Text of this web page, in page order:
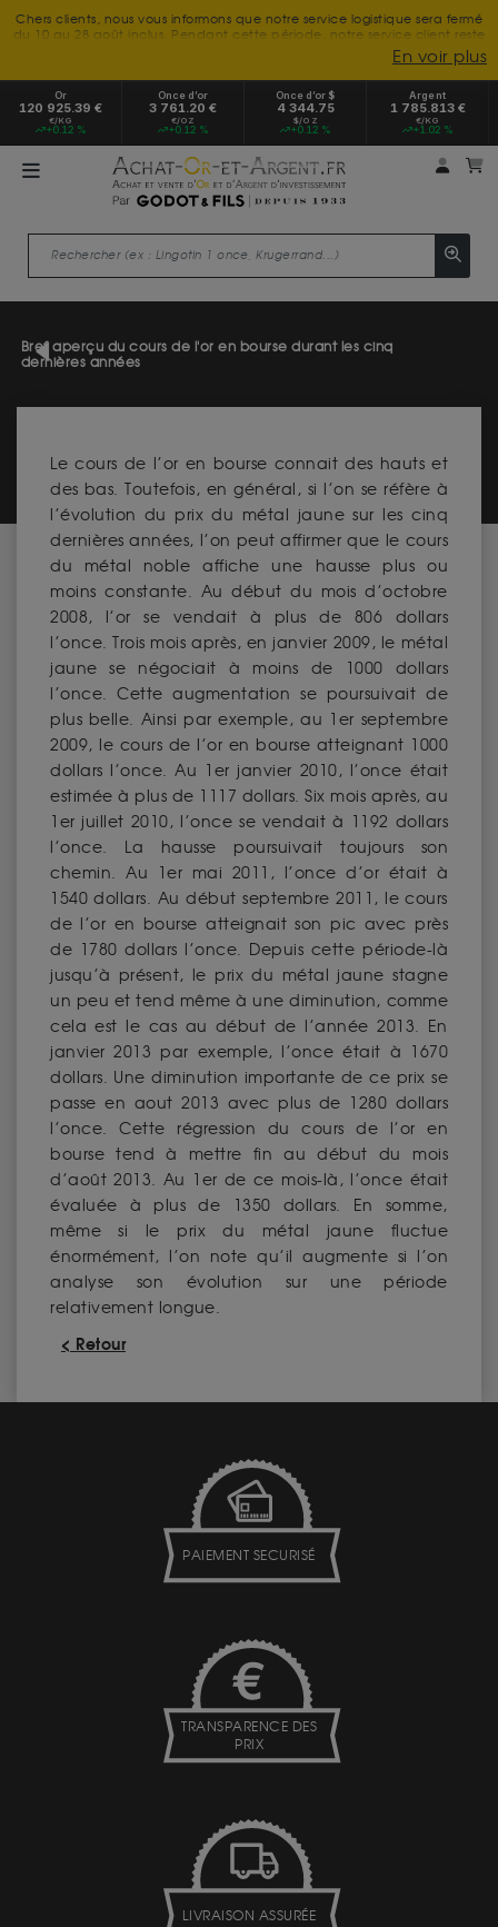
Chers clients, nous vous informons que notre service logistique sera fermé
du 10 au 28 août inclus. Pendant cette période, notre service client reste
à votre disposition tout l'été. Vous pouvez nous joindre du lundi au
vendredi, de 9h30 à 18h, pour toute demande d'information.
Nous vous remercions de votre compréhension et vous souhaitons un
excellent été.
En voir plus
Or
120 925.39 €
€/KG
+0.12 %
Once d’or
3 761.20 €
€/OZ
+0.12 %
Once d’or $
4 344.75
$/OZ
+0.12 %
Argent
1 785.813 €
€/KG
+1.02 %
Mon
Bref aperçu du cours de l'or en bourse durant les cinq
dernières années
Le cours de l’or en bourse connait des hauts et
des bas. Toutefois, en général, si l’on se réfère à
l’évolution du prix du métal jaune sur les cinq
dernières années, l’on peut affirmer que le cours
du métal noble affiche une hausse plus ou
moins constante. Au début du mois d’octobre
2008, l’or se vendait à plus de 806 dollars
l’once. Trois mois après, en janvier 2009, le métal
jaune se négociait à moins de 1000 dollars
l’once. Cette augmentation se poursuivait de
plus belle. Ainsi par exemple, au 1er septembre
2009, le cours de l’or en bourse atteignant 1000
dollars l’once. Au 1er janvier 2010, l’once était
estimée à plus de 1117 dollars. Six mois après, au
1er juillet 2010, l’once se vendait à 1192 dollars
l’once. La hausse poursuivait toujours son
chemin. Au 1er mai 2011, l’once d’or était à
1540 dollars. Au début septembre 2011, le cours
de l’or en bourse atteignait son pic avec près
de 1780 dollars l’once. Depuis cette période-là
jusqu’à présent, le prix du métal jaune stagne
un peu et tend même à une diminution, comme
cela est le cas au début de l’année 2013. En
janvier 2013 par exemple, l’once était à 1670
dollars. Une diminution importante de ce prix se
passe en aout 2013 avec plus de 1280 dollars
l’once. Cette régression du cours de l’or en
bourse tend à mettre fin au début du mois
d’août 2013. Au 1er de ce mois-là, l’once était
évaluée à plus de 1350 dollars. En somme,
même si le prix du métal jaune fluctue
énormément, l’on note qu’il augmente si l’on
analyse son évolution sur une période
relativement longue.
< Retour
PAIEMENT SECURISÉ
TRANSPARENCE DES
PRIX
LIVRAISON ASSURÉE